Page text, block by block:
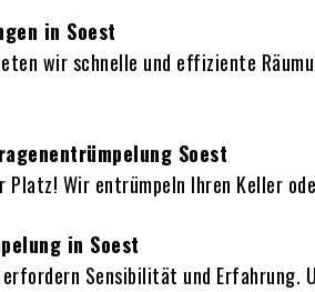
in Soest
wir schnelle und effiziente
Soest
Platz! Wir entrümpeln Ihren Keller
in Soest
erfordern Sensibilität und